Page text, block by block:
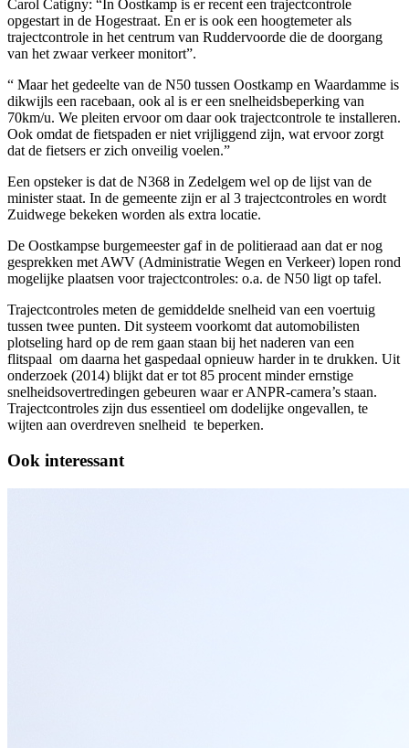
Carol Catigny: “In Oostkamp is er recent een trajectcontrole
opgestart in de Hogestraat. En er is ook een hoogtemeter als
trajectcontrole in het centrum van Ruddervoorde die de doorgang
van het zwaar verkeer monitort”.
“ Maar het gedeelte van de N50 tussen Oostkamp en Waardamme is
dikwijls een racebaan, ook al is er een snelheidsbeperking van
70km/u. We pleiten ervoor om daar ook trajectcontrole te installeren.
Ook omdat de fietspaden er niet vrijliggend zijn, wat ervoor zorgt
dat de fietsers er zich onveilig voelen.”
Een opsteker is dat de N368 in Zedelgem wel op de lijst van de
minister staat. In de gemeente zijn er al 3 trajectcontroles en wordt
Zuidwege bekeken worden als extra locatie.
De Oostkampse burgemeester gaf in de politieraad aan dat er nog
gesprekken met AWV (Administratie Wegen en Verkeer) lopen rond
mogelijke plaatsen voor trajectcontroles: o.a. de N50 ligt op tafel.
Trajectcontroles meten de gemiddelde snelheid van een voertuig
tussen twee punten. Dit systeem voorkomt dat automobilisten
plotseling hard op de rem gaan staan bij het naderen van een
flitspaal om daarna het gaspedaal opnieuw harder in te drukken. Uit
onderzoek (2014) blijkt dat er tot 85 procent minder ernstige
snelheidsovertredingen gebeuren waar er ANPR-camera’s staan.
Trajectcontroles zijn dus essentieel om dodelijke ongevallen, te
wijten aan overdreven snelheid te beperken.
Ook interessant